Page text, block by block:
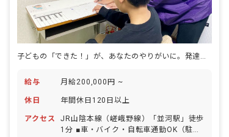
給与 月給200,000円 ~
休日 年間休日120日以上
アクセス
JR山陰本線（嵯峨野線）「並河駅」徒歩
1分 ■車・バイク・自転車通勤OK（駐車